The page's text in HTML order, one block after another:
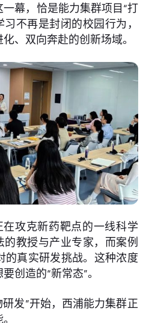
幕，恰是能力集群项目“打
不再是封闭的校园行为，
、双向奔赴的创新场域。
攻克新药靶点的一线科学
教授与产业专家，而案例
的真实研发挑战。这种浓度
创造的“新常态”。
发”开始，西浦能力集群正